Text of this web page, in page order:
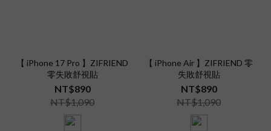
【 iPhone 17 Pro 】ZIFRIEND
零失敗舒視貼
NT$890
NT$1,090
【 iPhone Air 】ZIFRIEND 零
失敗舒視貼
NT$890
NT$1,090